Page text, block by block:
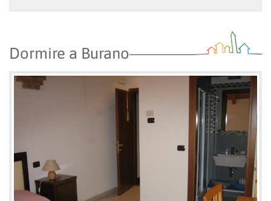
Dormire a Burano